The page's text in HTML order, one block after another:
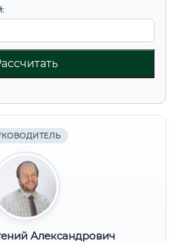
Александрович